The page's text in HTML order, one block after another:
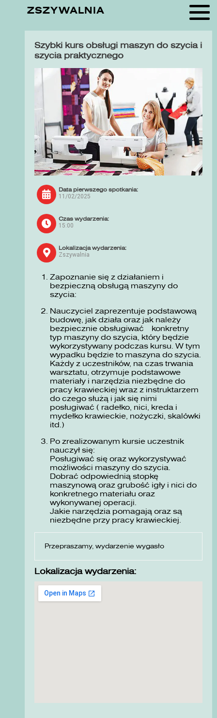
ZSZYWALNIA
Szybki kurs obsługi maszyn do szycia i
szycia praktycznego
Data pierwszego spotkania:
11/02/2025
Czas wydarzenia:
15:00
Lokalizacja wydarzenia:
Zszywalnia
Zapoznanie się z działaniem i
bezpieczną obsługą maszyny do
szycia:
Nauczyciel zaprezentuje podstawową
budowę, jak działa oraz jak należy
bezpiecznie obsługiwać konkretny
typ maszyny do szycia, który będzie
wykorzystywany podczas kursu. W tym
wypadku będzie to maszyna do szycia.
Każdy z uczestników, na czas trwania
warsztatu, otrzymuje podstawowe
materiały i narzędzia niezbędne do
pracy krawieckiej wraz z instruktarzem
do czego służą i jak się nimi
posługiwać ( radełko, nici, kreda i
mydełko krawieckie, nożyczki, skalówki
itd.)
Po zrealizowanym kursie uczestnik
nauczył się:
Posługiwać się oraz wykorzystywać
możliwości maszyny do szycia.
Dobrać odpowiednią stopkę
maszynową oraz grubość igły i nici do
konkretnego materiału oraz
wykonywanej operacji.
Jakie narzędzia pomagają oraz są
niezbędne przy pracy krawieckiej.
Przepraszamy, wydarzenie wygasło
Lokalizacja wydarzenia: